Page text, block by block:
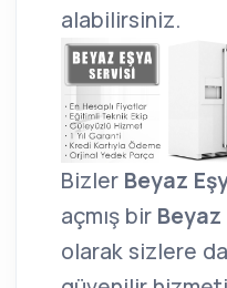
alabilirsiniz.
Bizler Beyaz
açmış bir
olarak sizlere